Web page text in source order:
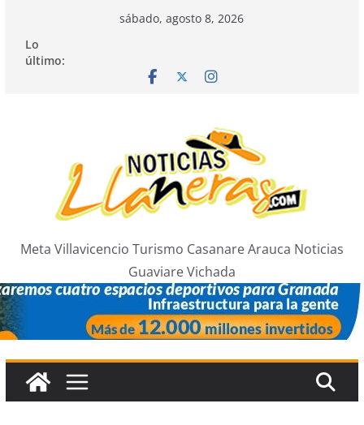
contenido
sábado, agosto 8, 2026
Lo
último:
Meta Villavicencio Turismo Casanare Arauca Noticias
Guaviare Vichada